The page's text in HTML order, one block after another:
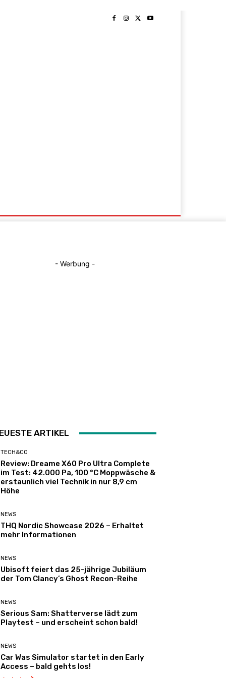
- Werbung -
ARTIKEL
TECH&CO
Review: Dreame X60 Pro Ultra Complete
im Test: 42.000 Pa, 100 °C Moppwäsche &
erstaunlich viel Technik in nur 8,9 cm
Höhe
NEWS
THQ Nordic Showcase 2026 – Erhaltet
mehr Informationen
NEWS
Ubisoft feiert das 25-jährige Jubiläum
der Tom Clancy’s Ghost Recon-Reihe
NEWS
Serious Sam: Shatterverse lädt zum
Playtest – und erscheint schon bald!
NEWS
Car Was Simulator startet in den Early
Access – bald gehts los!